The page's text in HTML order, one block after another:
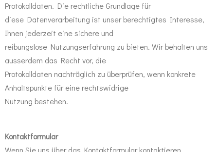
Protokolldaten. Die rechtliche Grundlage für
diese Datenverarbeitung ist unser berechtigtes Interesse,
Ihnen jederzeit eine sichere und
reibungslose Nutzungserfahrung zu bieten. Wir behalten uns
ausserdem das Recht vor, die
Protokolldaten nachträglich zu überprüfen, wenn konkrete
Anhaltspunkte für eine rechtswidrige
Nutzung bestehen.
Kontaktformular
Wenn Sie uns über das Kontaktformular kontaktieren,